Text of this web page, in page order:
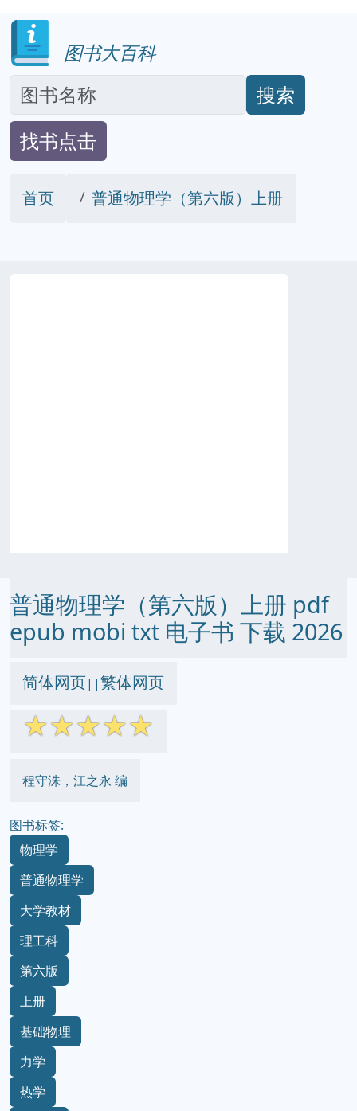
图书大百科
搜索
找书点击
首页 普通物理学（第六版）上册
普通物理学（第六版）上册 pdf
epub mobi txt 电子书 下载 2026
简体网页||繁体网页
☆☆☆☆☆
程守洙，江之永 编
图书标签:
物理学
普通物理学
大学教材
理工科
第六版
上册
基础物理
力学
热学